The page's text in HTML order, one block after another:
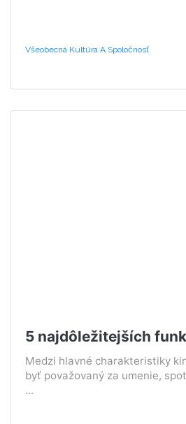
Všeobecná Kultúra A Spoločnosť
5 najdôležitejších
Medzi hlavné charakteristiky
byť považovaný za umenie,
...